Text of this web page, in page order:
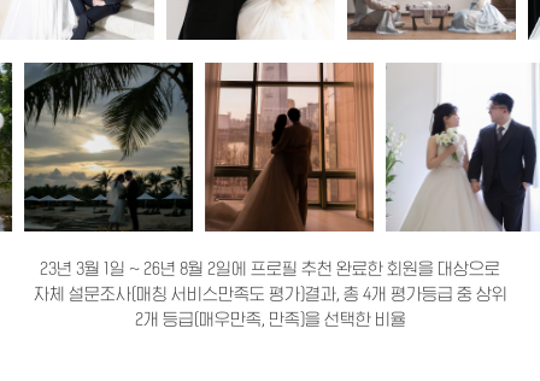
23년 3월 1일 ~ 26년 8월 2일에 프로필 추천 완료한 회원을 대상으로
자체 설문조사(매칭 서비스만족도 평가)결과, 총 4개 평가등급 중 상위
2개 등급(매우만족, 만족)을 선택한 비율